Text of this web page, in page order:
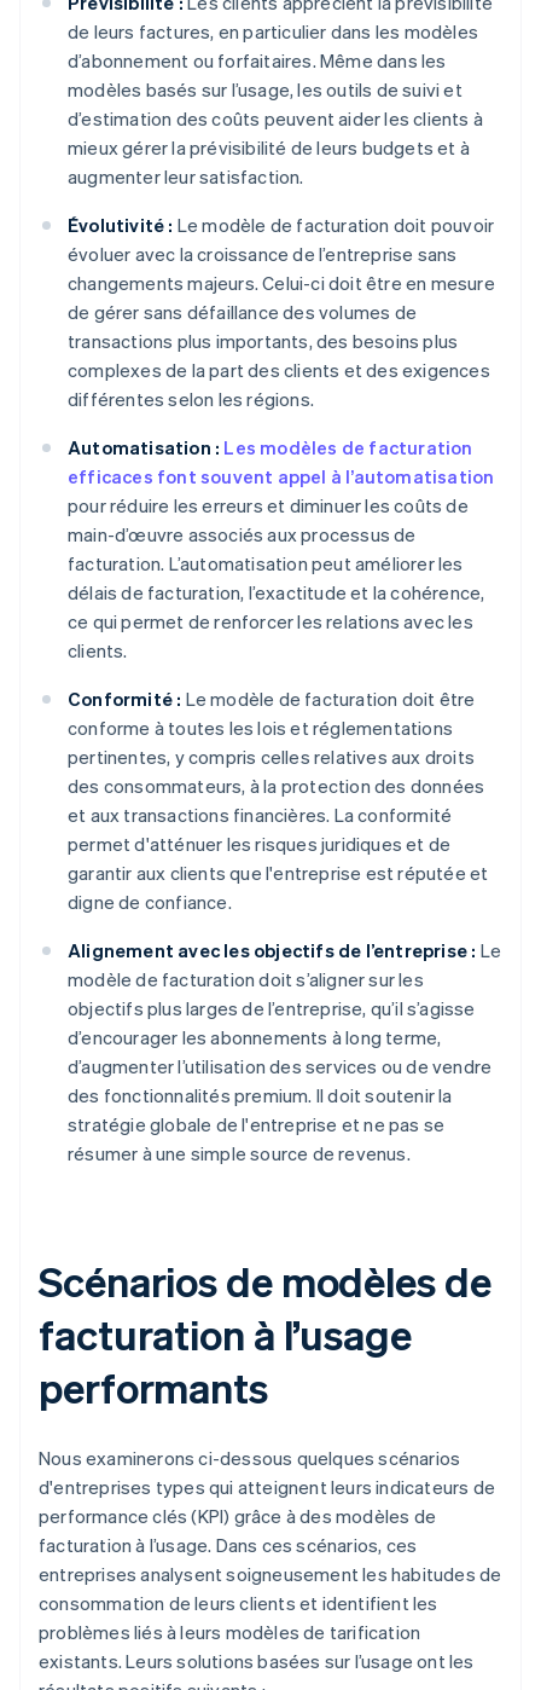
de leurs factures, en particulier dans les modèles
d’abonnement ou forfaitaires. Même dans les
modèles basés sur l’usage, les outils de suivi et
d’estimation des coûts peuvent aider les clients à
mieux gérer la prévisibilité de leurs budgets et à
augmenter leur satisfaction.
Évolutivité : Le modèle de facturation doit pouvoir
évoluer avec la croissance de l’entreprise sans
changements majeurs. Celui-ci doit être en mesure
de gérer sans défaillance des volumes de
transactions plus importants, des besoins plus
complexes de la part des clients et des exigences
différentes selon les régions.
Automatisation : Les modèles de facturation
efficaces font souvent appel à l’automatisation
pour réduire les erreurs et diminuer les coûts de
main-d’œuvre associés aux processus de
facturation. L’automatisation peut améliorer les
délais de facturation, l’exactitude et la cohérence,
ce qui permet de renforcer les relations avec les
clients.
Conformité : Le modèle de facturation doit être
conforme à toutes les lois et réglementations
pertinentes, y compris celles relatives aux droits
des consommateurs, à la protection des données
et aux transactions financières. La conformité
permet d'atténuer les risques juridiques et de
garantir aux clients que l'entreprise est réputée et
digne de confiance.
Alignement avec les objectifs de l’entreprise : Le
modèle de facturation doit s’aligner sur les
objectifs plus larges de l’entreprise, qu’il s’agisse
d’encourager les abonnements à long terme,
d’augmenter l’utilisation des services ou de vendre
des fonctionnalités premium. Il doit soutenir la
stratégie globale de l'entreprise et ne pas se
résumer à une simple source de revenus.
Scénarios de modèles de
facturation à l’usage
performants
Nous examinerons ci-dessous quelques scénarios
d'entreprises types qui atteignent leurs indicateurs de
performance clés (KPI) grâce à des modèles de
facturation à l’usage. Dans ces scénarios, ces
entreprises analysent soigneusement les habitudes de
consommation de leurs clients et identifient les
problèmes liés à leurs modèles de tarification
existants. Leurs solutions basées sur l’usage ont les